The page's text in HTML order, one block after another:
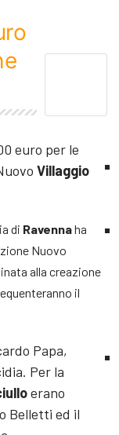
euro per le
Villaggio
di Ravennaha
Nuovo
alla creazione
il
Papa,
Per la
erano
Belletti ed il